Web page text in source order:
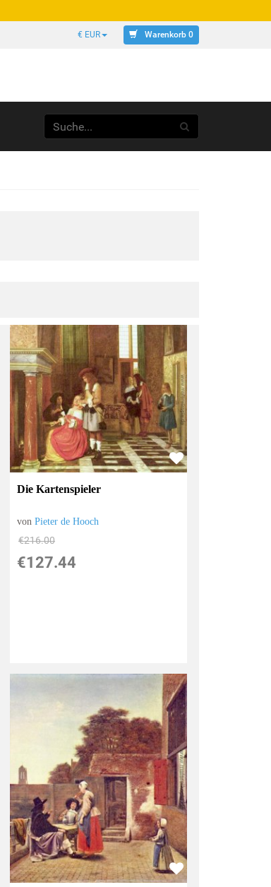
€ EUR Warenkorb 0
Die Kartenspieler
vonPieter de Hooch
€216.00
€127.44